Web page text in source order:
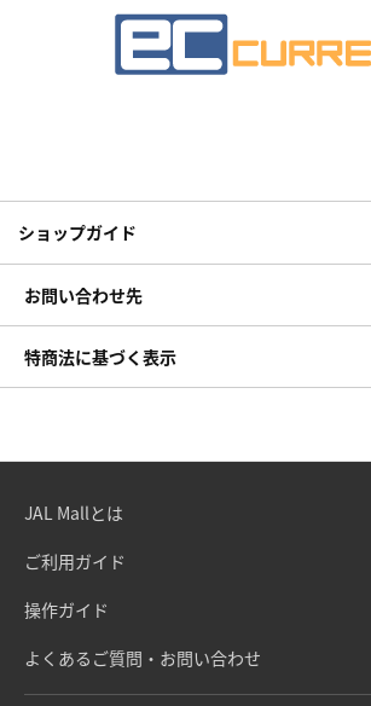
ショップガイド
お問い合わせ先
特商法に基づく表示
JAL Mallとは
ご利用ガイド
操作ガイド
よくあるご質問・お問い合わせ